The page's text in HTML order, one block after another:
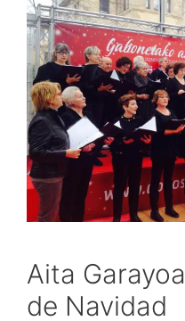
Aita
de Navidad